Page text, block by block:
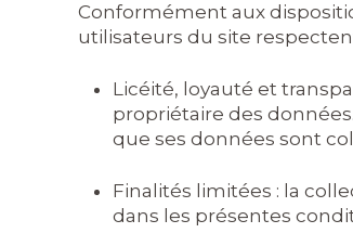
Conformément aux
utilisateurs du site
Licéité, loyauté et
propriétaire des
que ses données sont
Finalités limitées : la
dans les présentes